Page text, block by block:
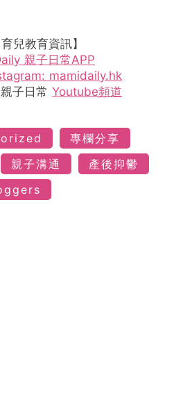
兒教育資訊】
親子日常APP
mamidaily.hk
子日常 Youtube頻道
專欄分享
親子溝通
產後抑鬱